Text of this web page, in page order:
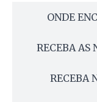
ONDE
RECEBA AS
RECEBA